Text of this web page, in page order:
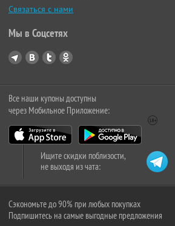
Связаться с нами
Мы в Соцсетях
Все наши купоны доступны
через Мобильное Приложение:
Ищите скидки поблизости,
не выходя из чата:
Сэкономьте до 90% при любых покупках
Подпишитесь на самые выгодные предложения